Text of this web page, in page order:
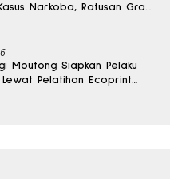
Narkoba, Ratusan Gram
Moutong Siapkan Pelaku
Lewat Pelatihan Ecoprint